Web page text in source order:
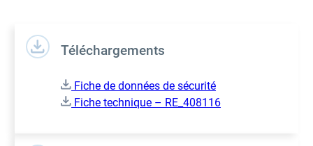
Téléchargements
Fiche de données de sécurité
Fiche technique – RE_408116